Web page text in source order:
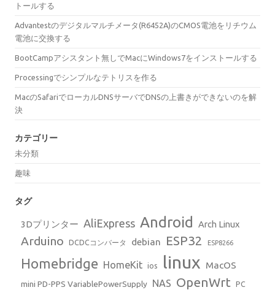
トールする
Advantestのデジタルマルチメータ(R6452A)のCMOS電池をリチウム
電池に交換する
BootCampアシスタント無しでMacにWindows7をインストールする
Processingでシンプルなテトリスを作る
MacのSafariでローカルDNSサーバでDNSの上書きができないのを解
決
カテゴリー
未分類
趣味
タグ
3Dプリンター AliExpress Android Arch Linux
Arduino DCDCコンバータ debian ESP32 ESP8266
Homebridge HomeKit ios linux MacOS
mini PD-PPS VariablePowerSupply NAS OpenWrt PC